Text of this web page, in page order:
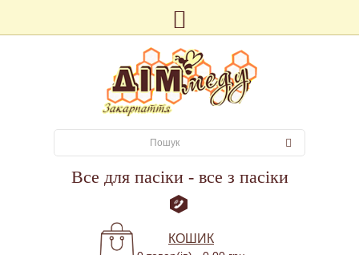
Все для пасіки - все з пасіки
КОШИК